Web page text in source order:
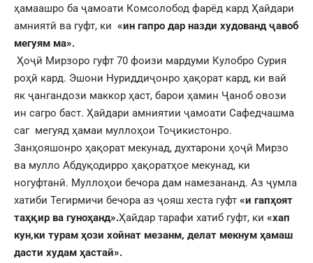
ҳамаашро ба ҷамоати Комсолобод фарёд кард Ҳайдари
амниятӣ ва гуфт, ки «ин гапро дар назди худованд ҷавоб
мегуям ма».
Ҳоҷӣ Мирзоро гуфт 70 фоизи мардуми Кулобро Сурия
роҳӣ кард. Эшони Нуриддиҷонро ҳақорат кард, ки вай
як ҷангандози маккор ҳаст, барои ҳамин Ҷаноб овози
ин сагро баст. Ҳайдари амниятии ҷамоати Сафедчашма
саг мегуяд ҳамаи муллоҳои Тоҷикистонро.
Занҳояшонро ҳақорат мекунад, духтарони ҳоҷӣ Мирзо
ва мулло Абдуқодирро ҳақоратҳое мекунад, ки
ногуфтанӣ. Муллоҳои бечора дам намезананд. Аз ҷумла
хатиби Тегирмичи бечора аз ҷояш хеста гуфт «и гапҳоят
таҳқир ва гуноҳанд».Ҳайдар тарафи хатиб гуфт, ки «хап
кун,ки турам ҳози хойнат мезанм, делат мекнум ҳамаш
дасти худам ҳастай».